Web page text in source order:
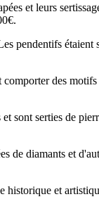
et leurs
pendentifs
des
sont serties de
de diamants et
et